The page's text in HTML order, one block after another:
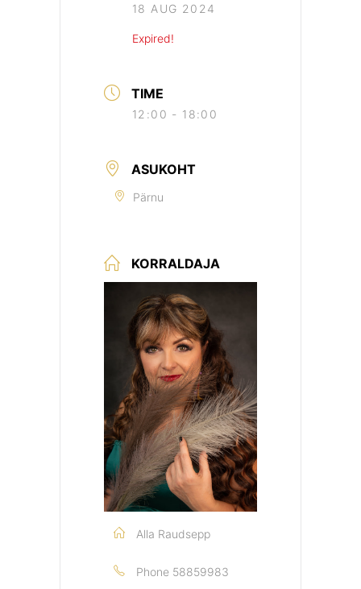
18 AUG 2024
Expired!
TIME
12:00 - 18:00
ASUKOHT
Pärnu
KORRALDAJA
Alla Raudsepp
Phone 58859983